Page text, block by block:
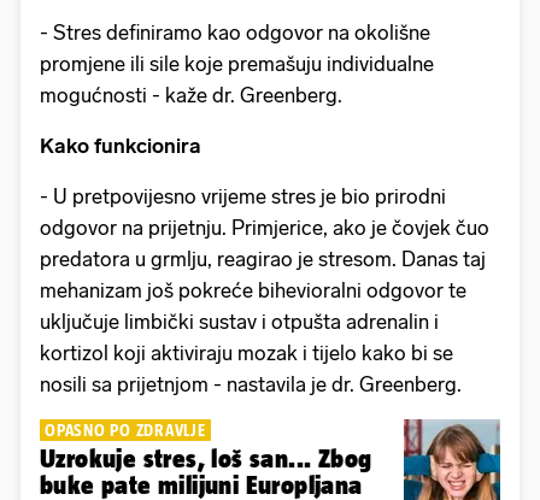
- Stres definiramo kao odgovor na okolišne
promjene ili sile koje premašuju individualne
mogućnosti - kaže dr. Greenberg.
Kako funkcionira
- U pretpovijesno vrijeme stres je bio prirodni
odgovor na prijetnju. Primjerice, ako je čovjek čuo
predatora u grmlju, reagirao je stresom. Danas taj
mehanizam još pokreće bihevioralni odgovor te
uključuje limbički sustav i otpušta adrenalin i
kortizol koji aktiviraju mozak i tijelo kako bi se
nosili sa prijetnjom - nastavila je dr. Greenberg.
OPASNO PO ZDRAVLJE
Uzrokuje stres, loš san... Zbog
buke pate milijuni Europljana